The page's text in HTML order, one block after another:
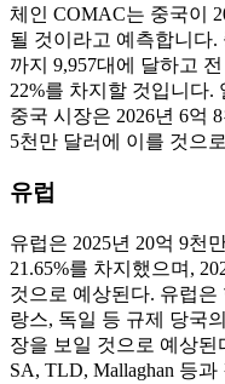
체인 COMAC는 중국이
될 것이라고 예측합니다.
까지 9,957대에 달하고
22%를 차지할 것입니다.
중국 시장은 2026년 6억
5천만 달러에 이를 것으
유럽
유럽은 2025년 20억 9천
21.65%를 차지했으며,
것으로 예상된다. 유럽은
랑스, ​​독일 등 규제 당국
장을 보일 것으로 예상된
SA, TLD, Mallaghan 등